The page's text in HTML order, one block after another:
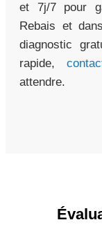
et 7j/7 pour
Rebais et
diagnostic
rapide,
attendre.